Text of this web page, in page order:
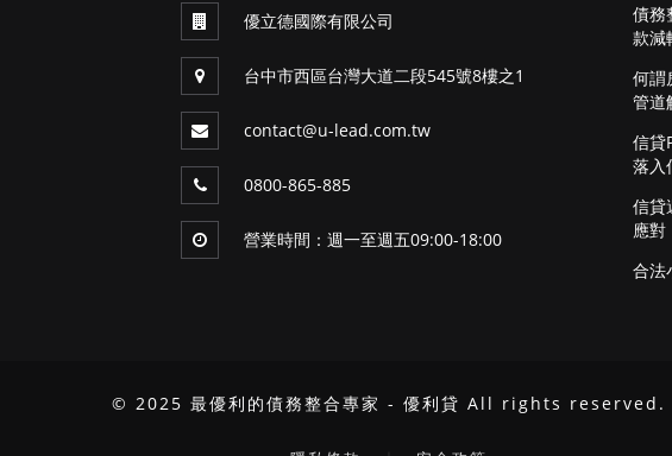
優立德國際有限公司
台中市西區台灣大道二段545號8樓之1
contact@u-lead.com.tw
0800-865-885
營業時間：週一至週五09:00-18:00
債務
款減
何謂
管道
信貸
落入
信貸
應對
合法
© 2025 最優利的債務整合專家 - 優利貸 All rights reserved.